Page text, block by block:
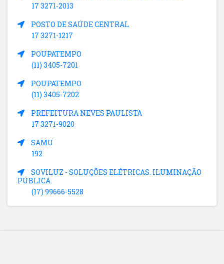
17 3271-2013
POSTO DE SAÚDE CENTRAL
17 3271-1217
POUPATEMPO
(11) 3405-7201
POUPATEMPO
(11) 3405-7202
PREFEITURA NEVES PAULISTA
17 3271-9020
SAMU
192
SOVILUZ - SOLUÇÕES ELÉTRICAS. ILUMINAÇÃO
PÚBLICA
(17) 99666-5528